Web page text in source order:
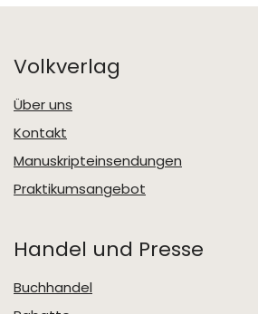
Volkverlag
Über uns
Kontakt
Manuskripteinsendungen
Praktikumsangebot
Handel und Presse
Buchhandel